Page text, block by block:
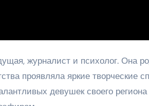
журналист и психолог. Она
проявляла яркие творческие
девушек своего